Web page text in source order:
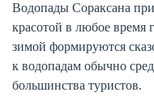
Водопады Сораксана
красотой в любое время
зимой формируются
к водопадам обычно
большинства туристов.